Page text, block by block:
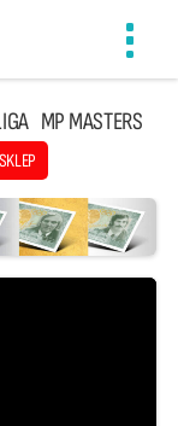
MP MASTERS
SKLEP